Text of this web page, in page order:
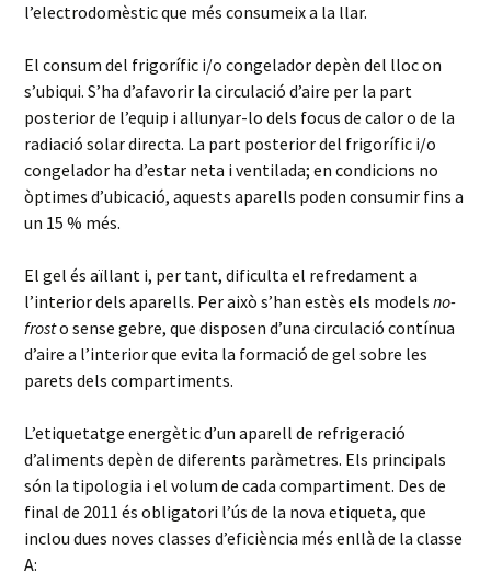
l’electrodomèstic que més consumeix a la llar.
El consum del frigorífic i/o congelador depèn del lloc on
s’ubiqui. S’ha d’afavorir la circulació d’aire per la part
posterior de l’equip i allunyar-lo dels focus de calor o de la
radiació solar directa. La part posterior del frigorífic i/o
congelador ha d’estar neta i ventilada; en condicions no
òptimes d’ubicació, aquests aparells poden consumir fins a
un 15 % més.
El gel és aïllant i, per tant, dificulta el refredament a
l’interior dels aparells. Per això s’han estès els modelsno-
frosto sense gebre, que disposen d’una circulació contínua
d’aire a l’interior que evita la formació de gel sobre les
parets dels compartiments.
L’etiquetatge energètic d’un aparell de refrigeració
d’aliments depèn de diferents paràmetres. Els principals
són la tipologia i el volum de cada compartiment. Des de
final de 2011 és obligatori l’ús de la nova etiqueta, que
inclou dues noves classes d’eficiència més enllà de la classe
A: